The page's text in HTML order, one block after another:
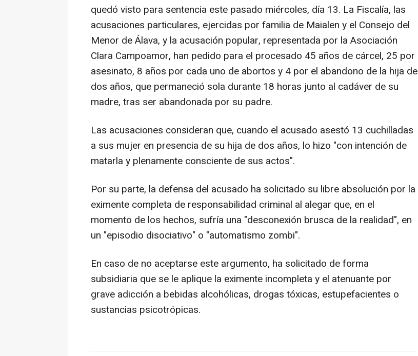
quedó visto para sentencia este pasado miércoles, día 13. La Fiscalía, las
acusaciones particulares, ejercidas por familia de Maialen y el Consejo del
Menor de Álava, y la acusación popular, representada por la Asociación
Clara Campoamor, han pedido para el procesado 45 años de cárcel, 25 por
asesinato, 8 años por cada uno de abortos y 4 por el abandono de la hija de
dos años, que permaneció sola durante 18 horas junto al cadáver de su
madre, tras ser abandonada por su padre.
Las acusaciones consideran que, cuando el acusado asestó 13 cuchilladas
a sus mujer en presencia de su hija de dos años, lo hizo "con intención de
matarla y plenamente consciente de sus actos".
Por su parte, la defensa del acusado ha solicitado su libre absolución por la
eximente completa de responsabilidad criminal al alegar que, en el
momento de los hechos, sufría una "desconexión brusca de la realidad", en
un "episodio disociativo" o "automatismo zombi".
En caso de no aceptarse este argumento, ha solicitado de forma
subsidiaria que se le aplique la eximente incompleta y el atenuante por
grave adicción a bebidas alcohólicas, drogas tóxicas, estupefacientes o
sustancias psicotrópicas.